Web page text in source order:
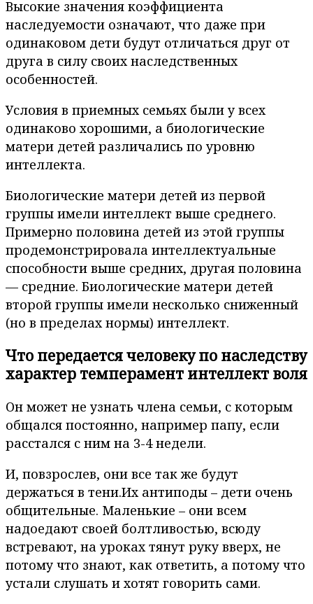
Высокие значения коэффициента
наследуемости означают, что даже при
одинаковом дети будут отличаться друг от
друга в силу своих наследственных
особенностей.
Условия в приемных семьях были у всех
одинаково хорошими, а биологические
матери детей различались по уровню
интеллекта.
Биологические матери детей из первой
группы имели интеллект выше среднего.
Примерно половина детей из этой группы
продемонстрировала интеллектуальные
способности выше средних, другая половина
— средние. Биологические матери детей
второй группы имели несколько сниженный
(но в пределах нормы) интеллект.
Что передается человеку по наследству
характер темперамент интеллект воля
Он может не узнать члена семьи, с которым
общался постоянно, например папу, если
расстался с ним на 3-4 недели.
И, повзрослев, они все так же будут
держаться в тени.Их антиподы – дети очень
общительные. Маленькие – они всем
надоедают своей болтливостью, всюду
встревают, на уроках тянут руку вверх, не
потому что знают, как ответить, а потому что
устали слушать и хотят говорить сами.